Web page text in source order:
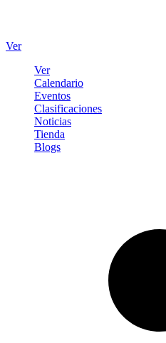
Ver
Ver
Calendario
Eventos
Clasificaciones
Noticias
Tienda
Blogs